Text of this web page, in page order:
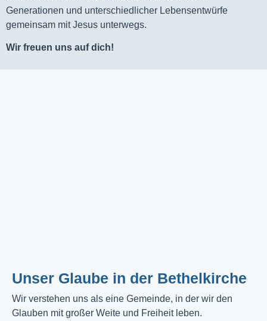
Generationen und unterschiedlicher Lebensentwürfe
gemeinsam mit Jesus unterwegs.
Wir freuen uns auf dich!
Unser Glaube in der Bethelkirche
Wir verstehen uns als eine Gemeinde, in der wir den
Glauben mit großer Weite und Freiheit leben.